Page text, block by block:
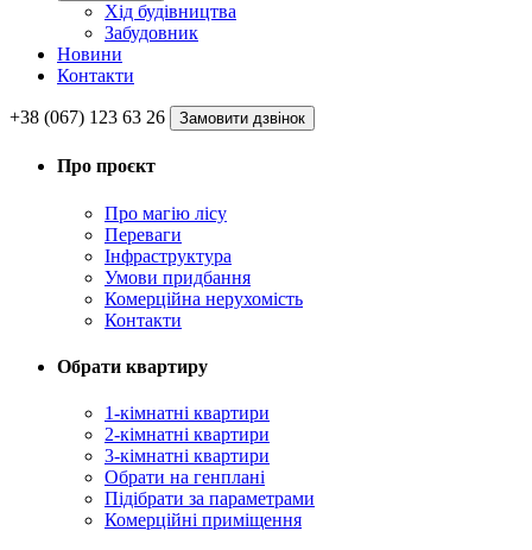
Хід будівництва
Забудовник
Новини
Контакти
+38 (067) 123 63 26 Замовити дзвінок
Про проєкт
Про магію ліcу
Переваги
Інфраструктура
Умови придбання
Комерційна нерухомість
Контакти
Обрати квартиру
1-кімнатні квартири
2-кімнатні квартири
3-кімнатні квартири
Обрати на генплані
Підібрати за параметрами
Комерційні приміщення